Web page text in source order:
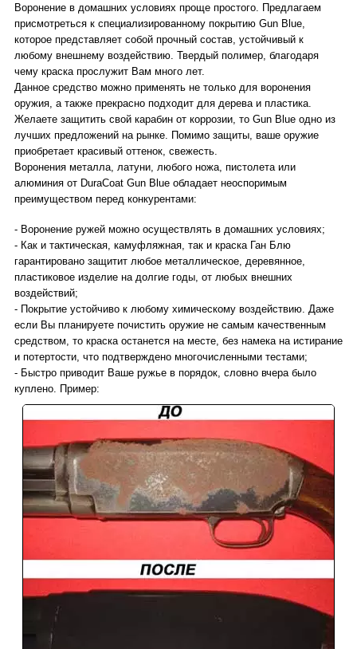
Воронение в домашних условиях проще простого. Предлагаем
присмотреться к специализированному покрытию Gun Blue,
которое представляет собой прочный состав, устойчивый к
любому внешнему воздействию. Твердый полимер, благодаря
чему краска прослужит Вам много лет.
Данное средство можно применять не только для воронения
оружия, а также прекрасно подходит для дерева и пластика.
Желаете защитить свой карабин от коррозии, то Gun Blue одно из
лучших предложений на рынке. Помимо защиты, ваше оружие
приобретает красивый оттенок, свежесть.
Воронения металла, латуни, любого ножа, пистолета или
алюминия от DuraCoat Gun Blue обладает неоспоримым
преимуществом перед конкурентами:
- Воронение ружей можно осуществлять в домашних условиях;
- Как и тактическая, камуфляжная, так и краска Ган Блю
гарантировано защитит любое металлическое, деревянное,
пластиковое изделие на долгие годы, от любых внешних
воздействий;
- Покрытие устойчиво к любому химическому воздействию. Даже
если Вы планируете почистить оружие не самым качественным
средством, то краска останется на месте, без намека на истирание
и потертости, что подтверждено многочисленными тестами;
- Быстро приводит Ваше ружье в порядок, словно вчера было
куплено. Пример: